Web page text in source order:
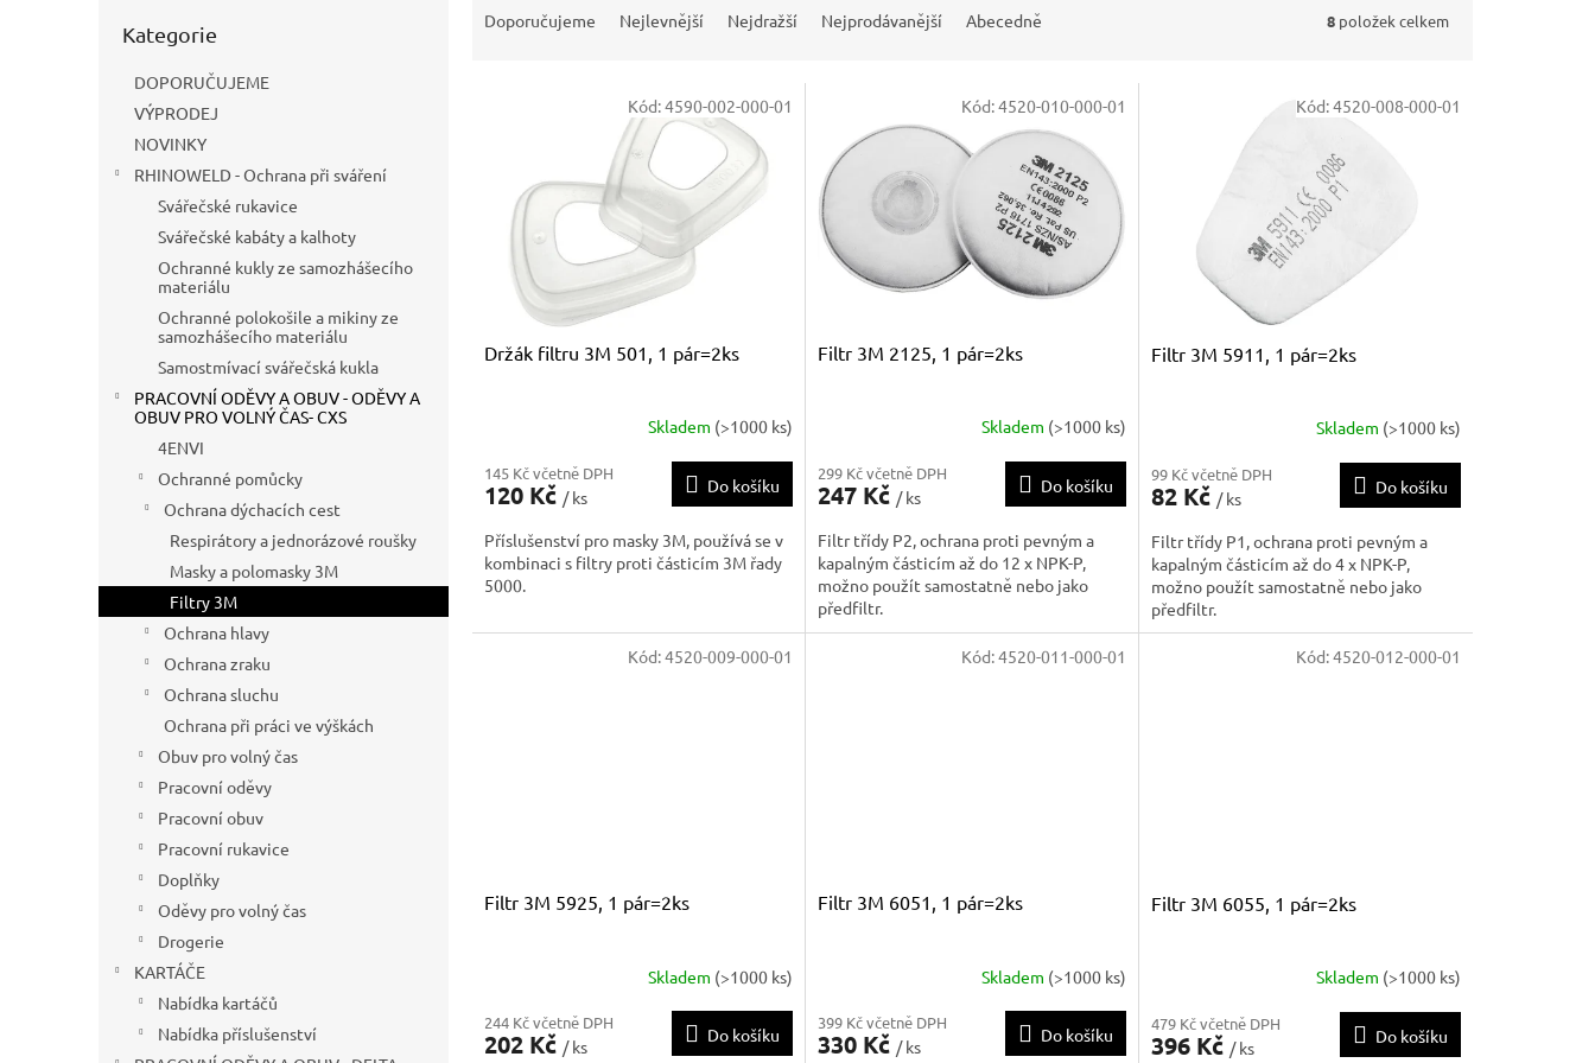
kategorie
Kategorie
DOPORUČUJEME
VÝPRODEJ
NOVINKY
RHINOWELD - Ochrana při sváření
Svářečské rukavice
Svářečské kabáty a kalhoty
Ochranné kukly ze samozhášecího
materiálu
Ochranné polokošile a mikiny ze
samozhášecího materiálu
Samostmívací svářečská kukla
PRACOVNÍ ODĚVY A OBUV - ODĚVY A
OBUV PRO VOLNÝ ČAS- CXS
4ENVI
Ochranné pomůcky
Ochrana dýchacích cest
Respirátory a jednorázové roušky
Masky a polomasky 3M
Filtry 3M
Ochrana hlavy
Ochrana zraku
Ochrana sluchu
Ochrana při práci ve výškách
Obuv pro volný čas
Pracovní oděvy
Pracovní obuv
Pracovní rukavice
Doplňky
Oděvy pro volný čas
Drogerie
KARTÁČE
Nabídka kartáčů
Nabídka příslušenství
Doporučujeme Nejlevnější Nejdražší Nejprodávanější Abecedně 8 položek celkem
Držák filtru 3M 501, 1 pár=2ks
Skladem (>1000 ks)
145 Kč včetně DPH
120 Kč / ks
Do košíku
Příslušenství pro masky 3M, používá se v
kombinaci s filtry proti částicím 3M řady
5000.
Kód:4590-002-000-01
Filtr 3M 2125, 1 pár=2ks
Skladem (>1000 ks)
299 Kč včetně DPH
247 Kč / ks
Do košíku
Filtr třídy P2, ochrana proti pevným a
kapalným částicím až do 12 x NPK-P,
možno použít samostatně nebo jako
předfiltr.
Kód:4520-010-000-01
Filtr 3M 5911, 1 pár=2ks
Skladem (>1000 ks)
99 Kč včetně DPH
82 Kč / ks
Do košíku
Filtr třídy P1, ochrana proti pevným a
kapalným částicím až do 4 x NPK-P,
možno použít samostatně nebo jako
předfiltr.
Kód:4520-008-000-01
Filtr 3M 5925, 1 pár=2ks
Skladem (>1000 ks)
244 Kč včetně DPH
202 Kč / ks
Do košíku
Kód:4520-009-000-01
Filtr 3M 6051, 1 pár=2ks
Skladem (>1000 ks)
399 Kč včetně DPH
330 Kč / ks
Do košíku
Kód:4520-011-000-01
Filtr 3M 6055, 1 pár=2ks
Skladem (>1000 ks)
479 Kč včetně DPH
396 Kč / ks
Do košíku
Kód:4520-012-000-01